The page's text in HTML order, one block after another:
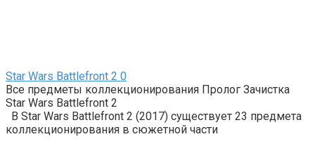
Star Wars Battlefront 2 0
Все предметы коллекционирования Пролог Зачистка
Star Wars Battlefront 2
В Star Wars Battlefront 2 (2017) существует 23 предмета
коллекционирования в сюжетной части